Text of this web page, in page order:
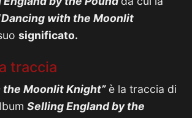
Dancing with the Moonlit
significato.
traccia
the Moonlit Knight”è la traccia di
Selling England by the